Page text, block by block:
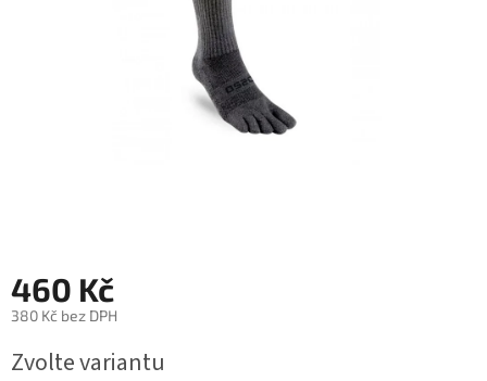
460 Kč
380 Kč bez DPH
cena:
Zvolte variantu